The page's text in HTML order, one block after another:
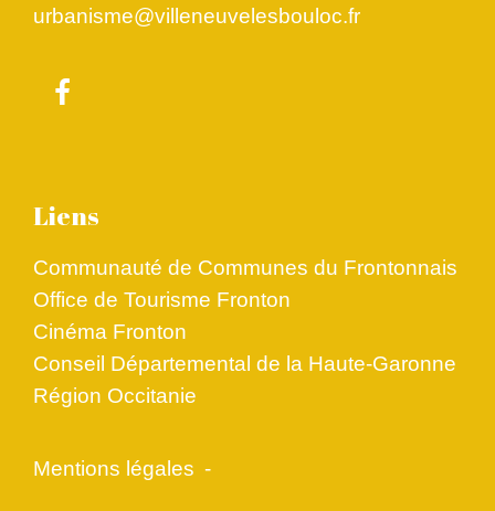
urbanisme@villeneuvelesbouloc.fr
Liens
Communauté de Communes du Frontonnais
Office de Tourisme Fronton
Cinéma Fronton
Conseil Départemental de la Haute-Garonne
Région Occitanie
Mentions légales -